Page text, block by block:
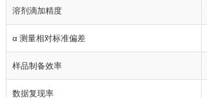
溶剂滴加精度
α 测量相对标准偏差
样品制备效率
数据复现率